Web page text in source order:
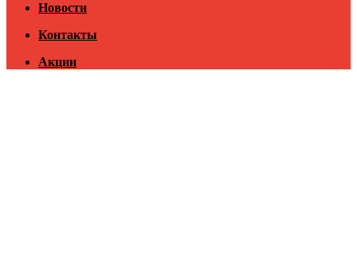
Новости
Контакты
Акции